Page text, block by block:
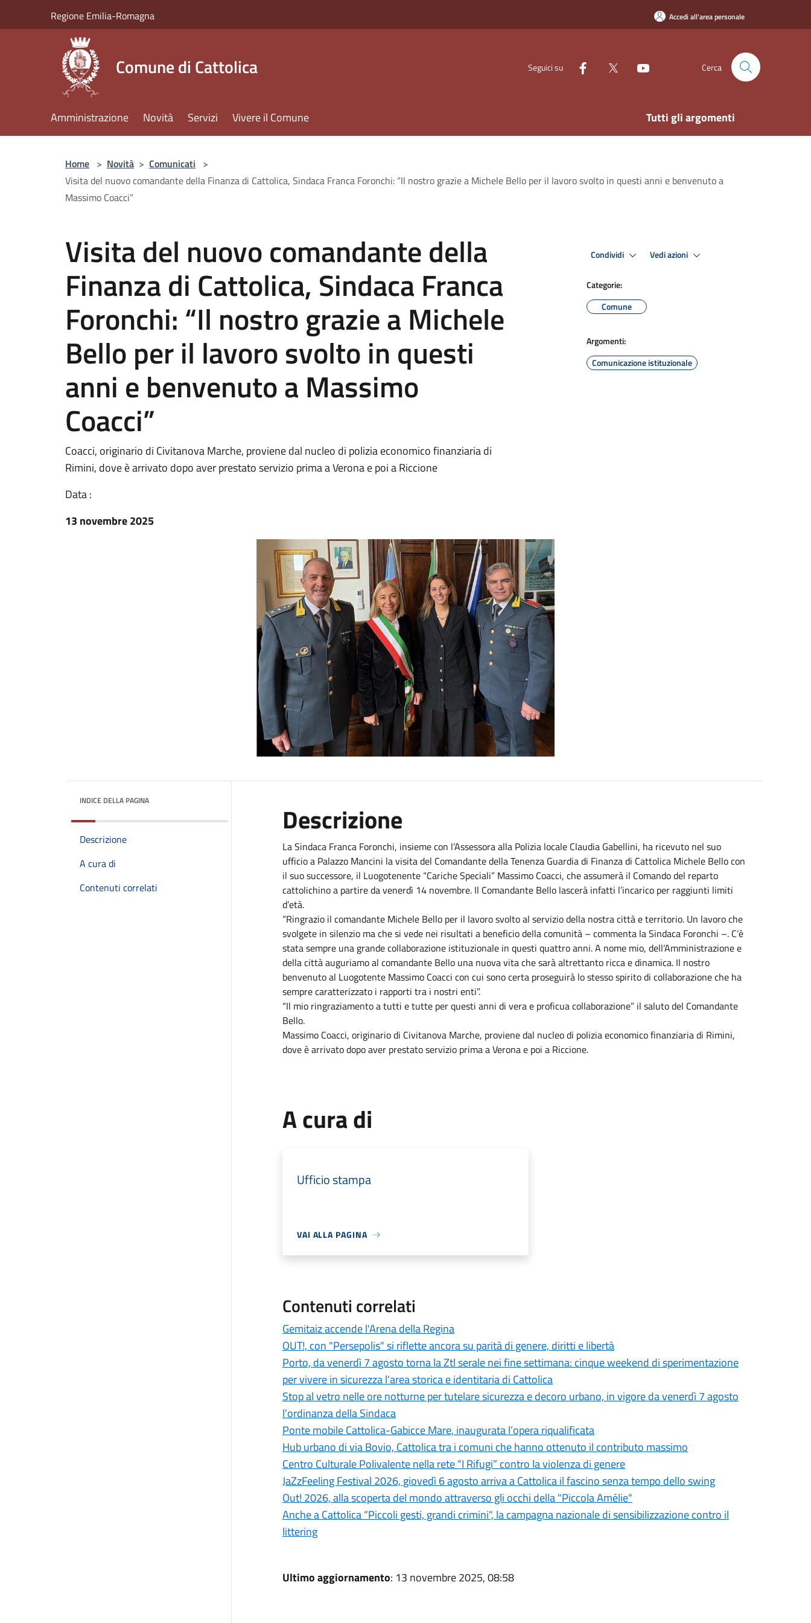
Regione Emilia-Romagna Accedi all'area personale
Comune di Cattolica Seguici su Cerca
Amministrazione Novità Servizi Vivere il Comune Tutti gli argomenti
Home > Novità > Comunicati >
Visita del nuovo comandante della Finanza di Cattolica, Sindaca Franca Foronchi: “Il nostro grazie a Michele Bello per il lavoro svolto in questi anni e benvenuto a
Massimo Coacci”
Visita del nuovo comandante della
Finanza di Cattolica, Sindaca Franca
Foronchi: “Il nostro grazie a Michele
Bello per il lavoro svolto in questi
anni e benvenuto a Massimo
Coacci”
Coacci, originario di Civitanova Marche, proviene dal nucleo di polizia economico finanziaria di
Rimini, dove è arrivato dopo aver prestato servizio prima a Verona e poi a Riccione
Data :
13 novembre 2025
Condividi Vedi azioni
Categorie:
Comune
Argomenti:
Comunicazione istituzionale
INDICE DELLA PAGINA
Descrizione
A cura di
Contenuti correlati
Descrizione
La Sindaca Franca Foronchi, insieme con l’Assessora alla Polizia locale Claudia Gabellini, ha ricevuto nel suo
ufficio a Palazzo Mancini la visita del Comandante della Tenenza Guardia di Finanza di Cattolica Michele Bello con
il suo successore, il Luogotenente “Cariche Speciali” Massimo Coacci, che assumerà il Comando del reparto
cattolichino a partire da venerdì 14 novembre. Il Comandante Bello lascerà infatti l’incarico per raggiunti limiti
d’età.
“Ringrazio il comandante Michele Bello per il lavoro svolto al servizio della nostra città e territorio. Un lavoro che
svolgete in silenzio ma che si vede nei risultati a beneficio della comunità – commenta la Sindaca Foronchi –. C’è
stata sempre una grande collaborazione istituzionale in questi quattro anni. A nome mio, dell’Amministrazione e
della città auguriamo al comandante Bello una nuova vita che sarà altrettanto ricca e dinamica. Il nostro
benvenuto al Luogotente Massimo Coacci con cui sono certa proseguirà lo stesso spirito di collaborazione che ha
sempre caratterizzato i rapporti tra i nostri enti”.
“Il mio ringraziamento a tutti e tutte per questi anni di vera e proficua collaborazione” il saluto del Comandante
Bello.
Massimo Coacci, originario di Civitanova Marche, proviene dal nucleo di polizia economico finanziaria di Rimini,
dove è arrivato dopo aver prestato servizio prima a Verona e poi a Riccione.
A cura di
Ufficio stampa
VAI ALLA PAGINA
Contenuti correlati
Gemitaiz accende l'Arena della Regina
OUT!, con "Persepolis" si riflette ancora su parità di genere, diritti e libertà
Porto, da venerdì 7 agosto torna la Ztl serale nei fine settimana: cinque weekend di sperimentazione
per vivere in sicurezza l'area storica e identitaria di Cattolica
Stop al vetro nelle ore notturne per tutelare sicurezza e decoro urbano, in vigore da venerdì 7 agosto
l’ordinanza della Sindaca
Ponte mobile Cattolica-Gabicce Mare, inaugurata l’opera riqualificata
Hub urbano di via Bovio, Cattolica tra i comuni che hanno ottenuto il contributo massimo
Centro Culturale Polivalente nella rete “I Rifugi” contro la violenza di genere
JaZzFeeling Festival 2026, giovedì 6 agosto arriva a Cattolica il fascino senza tempo dello swing
Out! 2026, alla scoperta del mondo attraverso gli occhi della "Piccola Amélie"
Anche a Cattolica “Piccoli gesti, grandi crimini", la campagna nazionale di sensibilizzazione contro il
littering
Ultimo aggiornamento: 13 novembre 2025, 08:58